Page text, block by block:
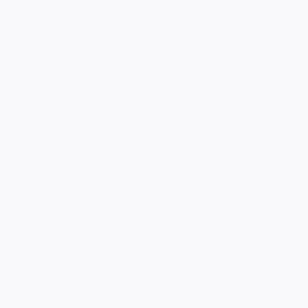
metrů
inzerci a analýzy. Partneři